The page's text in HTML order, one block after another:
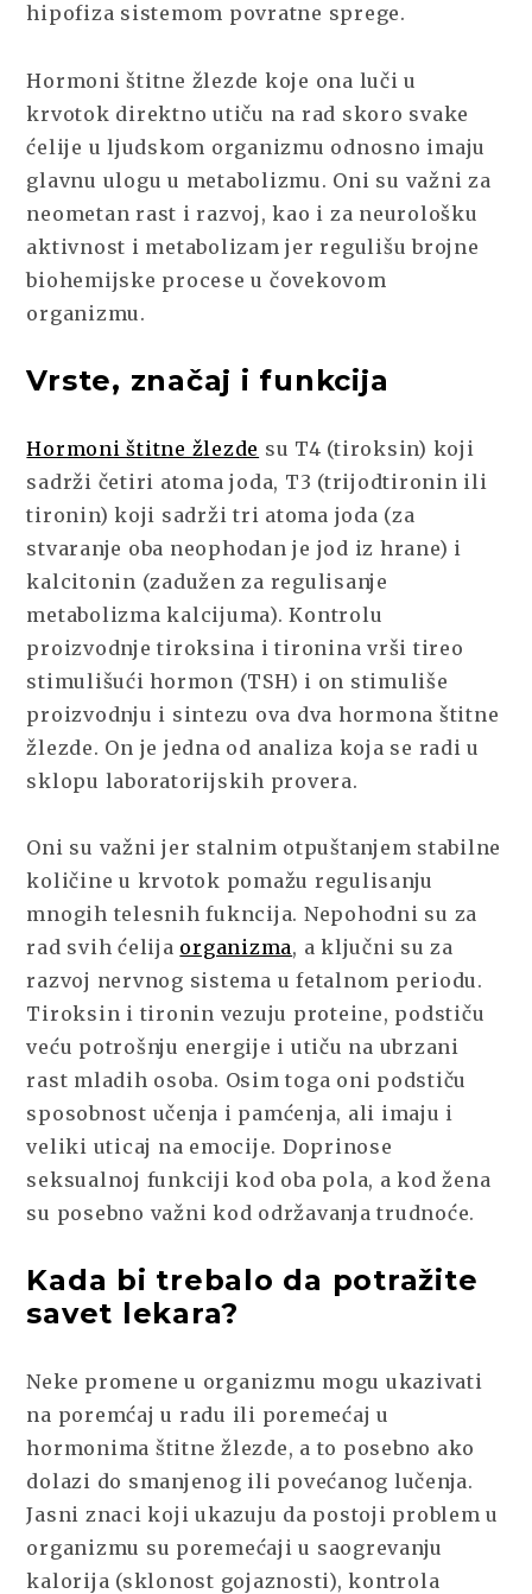
hipofiza sistemom povratne sprege.
Hormoni štitne žlezde koje ona luči u
krvotok direktno utiču na rad skoro svake
ćelije u ljudskom organizmu odnosno imaju
glavnu ulogu u metabolizmu. Oni su važni za
neometan rast i razvoj, kao i za neurološku
aktivnost i metabolizam jer regulišu brojne
biohemijske procese u čovekovom
organizmu.
Vrste, značaj i funkcija
Hormoni štitne žlezde su T4 (tiroksin) koji
sadrži četiri atoma joda, T3 (trijodtironin ili
tironin) koji sadrži tri atoma joda (za
stvaranje oba neophodan je jod iz hrane) i
kalcitonin (zadužen za regulisanje
metabolizma kalcijuma). Kontrolu
proizvodnje tiroksina i tironina vrši tireo
stimulišući hormon (TSH) i on stimuliše
proizvodnju i sintezu ova dva hormona štitne
žlezde. On je jedna od analiza koja se radi u
sklopu laboratorijskih provera.
Oni su važni jer stalnim otpuštanjem stabilne
količine u krvotok pomažu regulisanju
mnogih telesnih fukncija. Nepohodni su za
rad svih ćelija organizma, a ključni su za
razvoj nervnog sistema u fetalnom periodu.
Tiroksin i tironin vezuju proteine, podstiču
veću potrošnju energije i utiču na ubrzani
rast mladih osoba. Osim toga oni podstiču
sposobnost učenja i pamćenja, ali imaju i
veliki uticaj na emocije. Doprinose
seksualnoj funkciji kod oba pola, a kod žena
su posebno važni kod održavanja trudnoće.
Kada bi trebalo da potražite
savet lekara?
Neke promene u organizmu mogu ukazivati
na poremćaj u radu ili poremećaj u
hormonima štitne žlezde, a to posebno ako
dolazi do smanjenog ili povećanog lučenja.
Jasni znaci koji ukazuju da postoji problem u
organizmu su poremećaji u saogrevanju
kalorija (sklonost gojaznosti), kontrola